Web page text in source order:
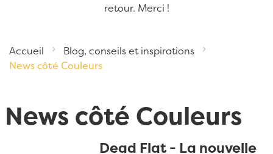
retour. Merci !
Accueil
Blog, conseils et inspirations
News côté Couleurs
News côté Couleurs
Dead Flat - La nouvelle